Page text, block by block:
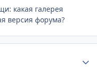
какая галерея
версия форума?